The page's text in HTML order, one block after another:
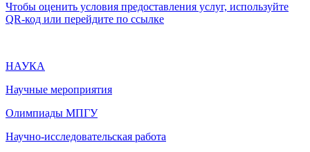
Чтобы оценить условия предоставления услуг, используйте
QR-код или перейдите по ссылке
НАУКА
Научные мероприятия
Олимпиады МПГУ
Научно-исследовательская работа